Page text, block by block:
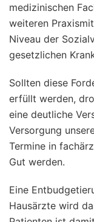
medizinischen
weiteren
Niveau der
gesetzlichen
Sollten diese
erfüllt werden,
eine deutliche
Versorgung
Termine in
Gut werden.
Eine
Hausärzte wird